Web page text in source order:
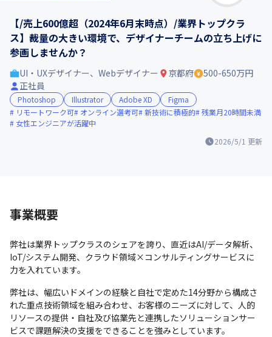
【/売上600億超（2024年6月末時点）/業界トップクラ
ス】裁量の大きい環境で、デザイナーチームの立ち上げに
参画しませんか？
2026/5/1 更新
UI・UXデザイナー、Webデザイナー 京都府
500-650万円
正社員
Photoshop Illustrator Adobe XD
Figma
リモートワーク可
オンライン選考可 新技術に積極的 残業月20時間未満
女性エンジニアが活躍中
事業概要
弊社は業界トップクラスのシェアを誇り、直近はAI/データ解析、
IoT/システム開発、クラウド領域×コンサルティングサービスに
力を入れています。
弊社は、幅広いドメインの経験と自社で定めた14分野から構成さ
れた重点技術領域を組み合わせ、お客様のニーズに対して、人的
リソースの提供・自社及び協業先と連携したソリューションサー
ビスで課題解決の支援をできることを強みとしています。